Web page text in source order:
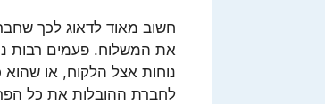
חשוב מאוד לדאוג לכך
את המשלוח. פעמים רבות
נוחות אצל הלקוח, או
לחברת ההובלות את כל